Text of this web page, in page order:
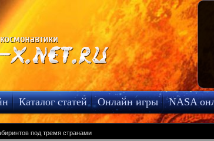
Каталог статей Онлайн игры
NASA
под тремя странами